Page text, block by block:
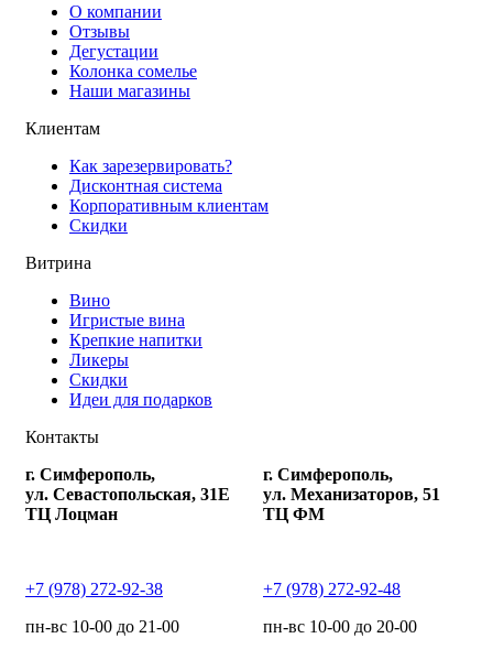
О компании
Отзывы
Дегустации
Колонка сомелье
Наши магазины
Клиентам
Как зарезервировать?
Дисконтная система
Корпоративным клиентам
Скидки
Витрина
Вино
Игристые вина
Крепкие напитки
Ликеры
Скидки
Идеи для подарков
Контакты
г. Симферополь,
ул. Севастопольская, 31Е
ТЦ Лоцман
+7 (978) 272-92-38
пн-вс 10-00 до 21-00
г. Симферополь,
ул. Механизаторов, 51
ТЦ ФМ
+7 (978) 272-92-48
пн-вс 10-00 до 20-00